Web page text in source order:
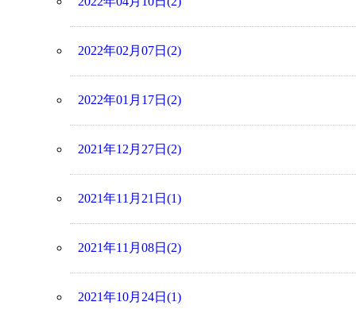
2022年02月07日(2)
2022年01月17日(2)
2021年12月27日(2)
2021年11月21日(1)
2021年11月08日(2)
2021年10月24日(1)